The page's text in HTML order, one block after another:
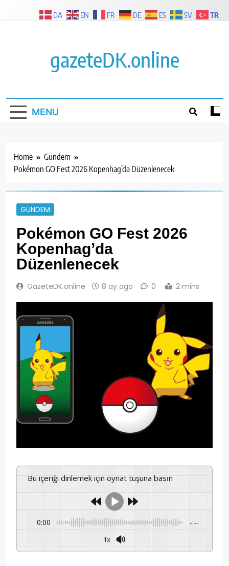
gazeteDK.online
MENU
Home
Gündem
Pokémon GO Fest 2026 Kopenhag’da Düzenlenecek
GÜNDEM
Pokémon GO Fest 2026
Kopenhag’da
Düzenlenecek
GazeteDK.online 8 ay ago 0 2 mins
Bu içeriği dinlemek için oynat tuşuna basın
0:00 -:--
1x
DA EN FR DE ES SV TR